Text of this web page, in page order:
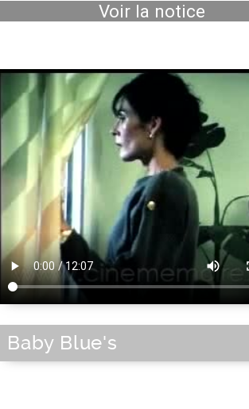
Voir la notice
Baby Blue's